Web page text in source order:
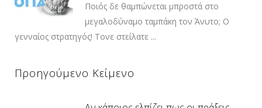
Ποιός δε θαμπώνεται μπροστά στο
μεγαλοδύναμο ταμπάκη τον Άνυτο; Ο
γενναίος στρατηγός! Τονε στείλατε ...
Προηγούμενο Κείμενο